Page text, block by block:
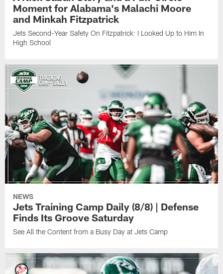
Moment for Alabama's Malachi Moore
and Minkah Fitzpatrick
Jets Second-Year Safety On Fitzpatrick: I Looked Up to Him In
High School
NEWS
Jets Training Camp Daily (8/8) | Defense
Finds Its Groove Saturday
See All the Content from a Busy Day at Jets Camp